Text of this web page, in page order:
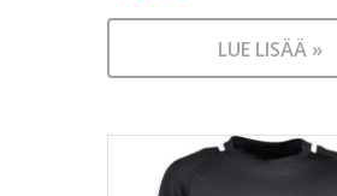
LUE LISÄÄ »